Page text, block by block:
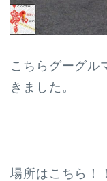
こちらグーグル
きました。
場所はこちら！！